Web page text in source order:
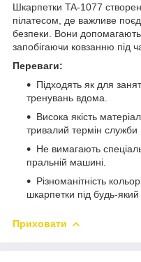
Шкарпетки TA-1077
пілатесом, де важливе
безпеки. Вони
запобігаючи ковзанню під
Переваги:
Підходять як для
тренувань вдома.
Висока якість
тривалий термін служби
Не вимагають
пральній машині.
Різноманітність
шкарпетки під будь-
Приховати